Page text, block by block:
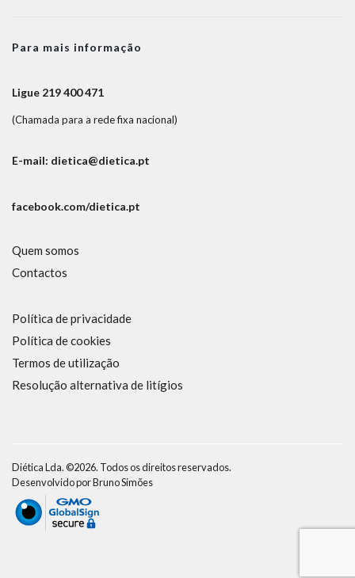
Para mais informação
Ligue 219 400 471
(Chamada para a rede fixa nacional)
E-mail: dietica@dietica.pt
facebook.com/dietica.pt
Quem somos
Contactos
Política de privacidade
Política de cookies
Termos de utilização
Resolução alternativa de litígios
Diética Lda. ©2026. Todos os direitos reservados.
Desenvolvido porBruno Simões